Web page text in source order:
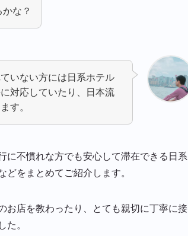
な？
いない方には日系ホテル
対応していたり、日本流
す。
に不慣れな方でも安心して滞在できる日系
をまとめてご紹介します。
お店を教わったり、とても親切に丁寧に接
た。